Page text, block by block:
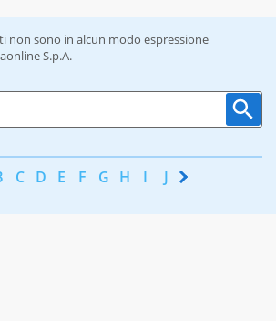
non sono in alcun modo espressione
S.p.A.
C D E F G H I J K